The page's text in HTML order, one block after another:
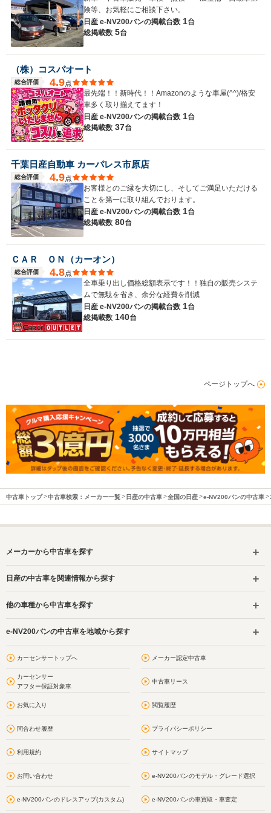
険等、お気軽にご相談下さい。
日産 e-NV200バンの掲載台数 1台
総掲載数 5台
（株）コスパオート
総合評価 4.9点
最先端！！新時代！！Amazonのような車屋(^^)/格安
車多く取り揃えてます！
日産 e-NV200バンの掲載台数 1台
総掲載数 37台
千葉日産自動車 カーパレス市原店
総合評価 4.9点
お客様とのご縁を大切にし、そしてご満足いただける
ことを第一に取り組んでおります。
日産 e-NV200バンの掲載台数 1台
総掲載数 80台
ＣＡＲ ＯＮ（カーオン）
総合評価 4.8点
全車乗り出し価格総額表示です！！独自の販売システ
ムで無駄を省き、余分な経費を削減
日産 e-NV200バンの掲載台数 1台
総掲載数 140台
ページトップへ
中古車トップ 中古車検索：メーカー一覧 日産の中古車 全国の日産 e-NV200バンの中古車
メーカーから中古車を探す
日産の中古車を関連情報から探す
他の車種から中古車を探す
e-NV200バンの中古車を地域から探す
カーセンサートップへ メーカー認定中古車
カーセンサー
アフター保証対象車
中古車リース
お気に入り 閲覧履歴
問合わせ履歴 プライバシーポリシー
利用規約 サイトマップ
お問い合わせ e-NV200バンのモデル・グレード選択
e-NV200バンのドレスアップ(カスタム) e-NV200バンの車買取・車査定